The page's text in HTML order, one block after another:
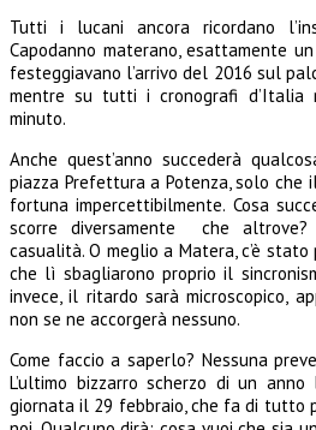
Tutti i lucani ancora ricordano
Capodanno materano, esattamente
festeggiavano l’arrivo del 2016 sul
mentre su tutti i cronografi d’Italia
minuto.
Anche quest’anno succederà
piazza Prefettura a Potenza, solo che
fortuna impercettibilmente. Cosa
scorre diversamente che
casualità. O meglio a Matera, c’è
che lì sbagliarono proprio il
invece, il ritardo sarà microscopico,
non se ne accorgerà nessuno.
Come faccio a saperlo? Nessuna
L’ultimo bizzarro scherzo di un
giornata il 29 febbraio, che fa di tutto